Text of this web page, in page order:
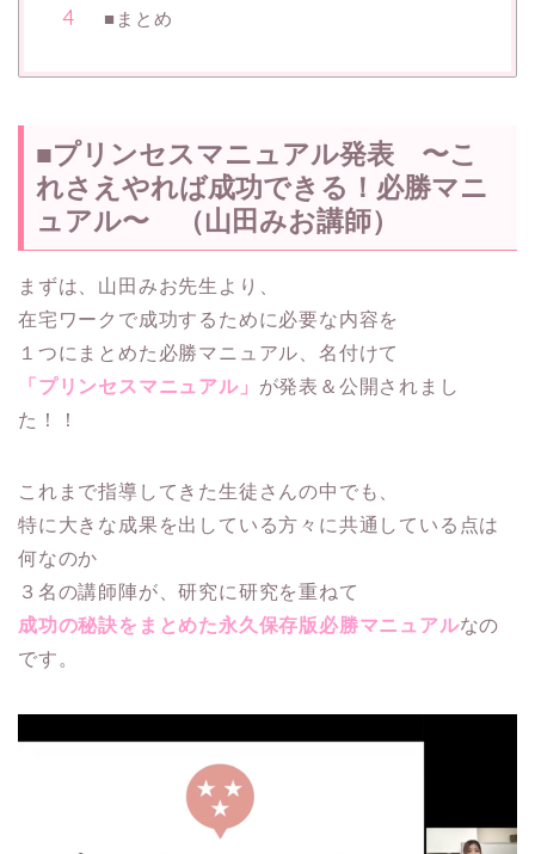
■まとめ
■プリンセスマニュアル発表 〜こ
れさえやれば成功できる！必勝マニ
ュアル〜 （山田みお講師）
まずは、山田みお先生より、
在宅ワークで成功するために必要な内容を
１つにまとめた必勝マニュアル、名付けて
「プリンセスマニュアル」 が発表＆公開されまし
た！！
これまで指導してきた生徒さんの中でも、
特に大きな成果を出している方々に共通している点は
何なのか
３名の講師陣が、研究に研究を重ねて
成功の秘訣をまとめた永久保存版必勝マニュアルなの
です。